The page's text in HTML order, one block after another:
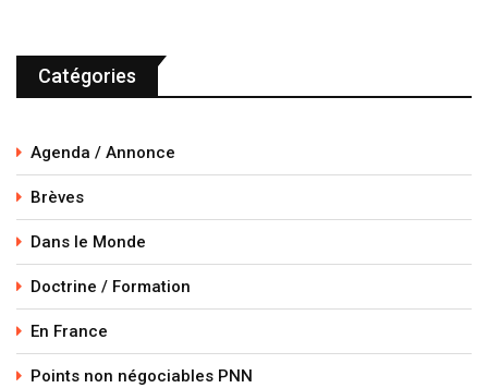
Catégories
Agenda / Annonce
Brèves
Dans le Monde
Doctrine / Formation
En France
Points non négociables PNN